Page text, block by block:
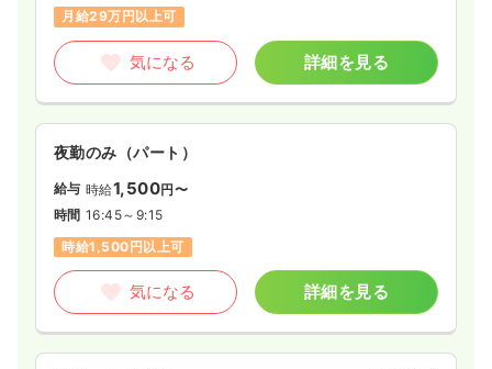
月給29万円以上可
気になる 詳細を見る
夜勤のみ（パート）
給与 時給1,500円〜
時間 16:45～9:15
時給1,500円以上可
気になる 詳細を見る